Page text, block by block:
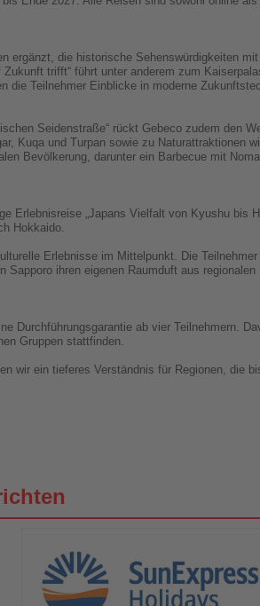
ergänzt, die historische Sehenswürdigkeiten
trifft“ führt unter anderem zum
die Teilnehmer Einblicke in moderne
Seidenstraße“ rückt Gebeco zudem den
Kuqa und Turpan sowie zu Naturattraktionen
Bevölkerung, darunter ein Barbecue mit
Erlebnisreise „Japans Vielfalt von Kyushu bis
Hokkaido.
Erlebnisse im Mittelpunkt. Die
ihren eigenen Raumduft aus regionalen
Durchführungsgarantie ab vier Teilnehmern.
Gruppen stattfinden.
wir ein tieferes Verständnis für Regionen, die